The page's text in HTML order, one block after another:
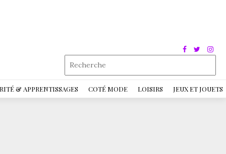
& APPRENTISSAGES COTÉ MODE LOISIRS JEUX ET JOUETS